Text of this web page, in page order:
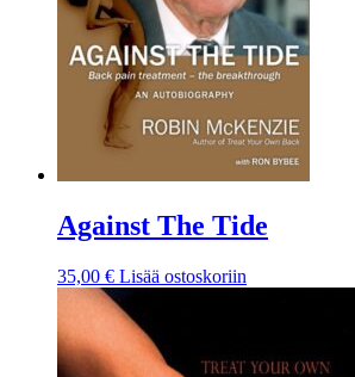
Against The Tide
35,00 € Lisää ostoskoriin